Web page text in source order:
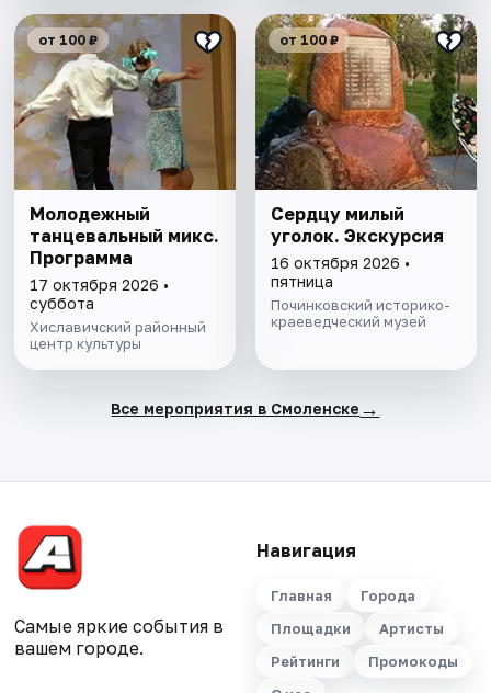
от 100 ₽
Молодежный
танцевальный микс.
Программа
17 октября 2026 •
суббота
Хиславичский районный
центр культуры
от 100 ₽
Сердцу милый
уголок. Экскурсия
16 октября 2026 •
пятница
Починковский историко-
краеведческий музей
Все мероприятия в Смоленске →
Самые яркие события в
вашем городе.
Навигация
Главная
Города
Площадки
Артисты
Рейтинги
Промокоды